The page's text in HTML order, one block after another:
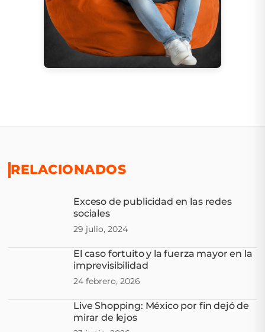
RELACIONADOS
Exceso de publicidad en las redes
sociales
29 julio, 2024
El caso fortuito y la fuerza mayor en la
imprevisibilidad
24 febrero, 2026
Live Shopping: México por fin dejó de
mirar de lejos